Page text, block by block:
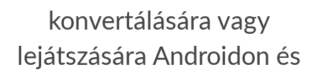
konvertálására vagy
lejátszására Androidon és